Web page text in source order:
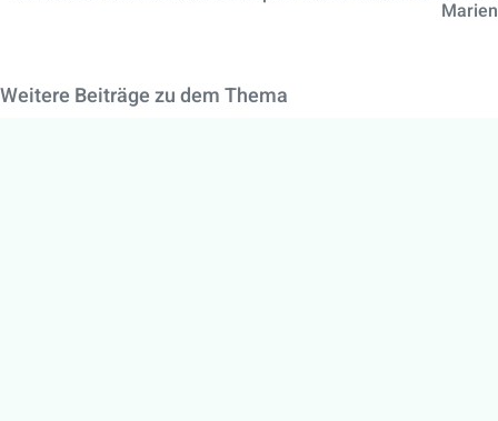
Marien
Weitere Beiträge zu dem Thema